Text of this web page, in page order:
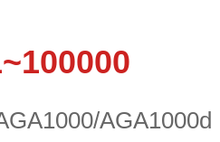
AGA1000d